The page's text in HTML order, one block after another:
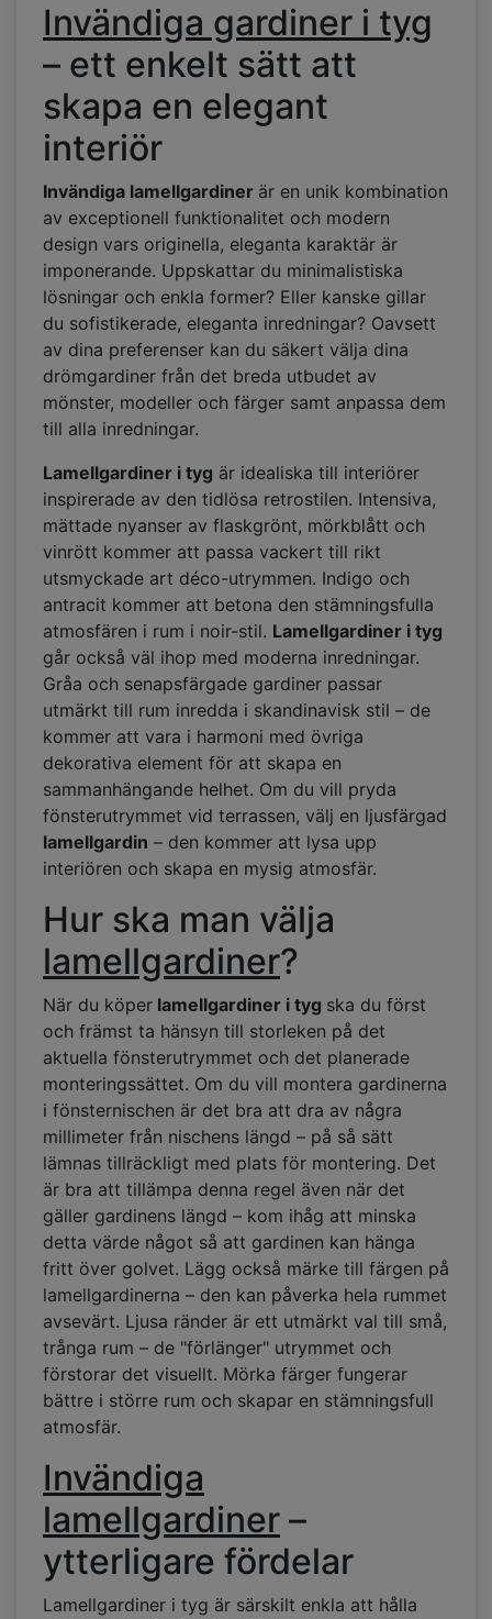
Invändiga gardiner i tyg
– ett enkelt sätt att
skapa en elegant
interiör
Invändiga lamellgardiner är en unik kombination
av exceptionell funktionalitet och modern
design vars originella, eleganta karaktär är
imponerande. Uppskattar du minimalistiska
lösningar och enkla former? Eller kanske gillar
du sofistikerade, eleganta inredningar? Oavsett
av dina preferenser kan du säkert välja dina
drömgardiner från det breda utbudet av
mönster, modeller och färger samt anpassa dem
till alla inredningar.
Lamellgardiner i tyg är idealiska till interiörer
inspirerade av den tidlösa retrostilen. Intensiva,
mättade nyanser av flaskgrönt, mörkblått och
vinrött kommer att passa vackert till rikt
utsmyckade art déco-utrymmen. Indigo och
antracit kommer att betona den stämningsfulla
atmosfären i rum i noir-stil. Lamellgardiner i tyg
går också väl ihop med moderna inredningar.
Gråa och senapsfärgade gardiner passar
utmärkt till rum inredda i skandinavisk stil – de
kommer att vara i harmoni med övriga
dekorativa element för att skapa en
sammanhängande helhet. Om du vill pryda
fönsterutrymmet vid terrassen, välj en ljusfärgad
lamellgardin – den kommer att lysa upp
interiören och skapa en mysig atmosfär.
Hur ska man välja
lamellgardiner?
När du köper lamellgardiner i tyg ska du först
och främst ta hänsyn till storleken på det
aktuella fönsterutrymmet och det planerade
monteringssättet. Om du vill montera gardinerna
i fönsternischen är det bra att dra av några
millimeter från nischens längd – på så sätt
lämnas tillräckligt med plats för montering. Det
är bra att tillämpa denna regel även när det
gäller gardinens längd – kom ihåg att minska
detta värde något så att gardinen kan hänga
fritt över golvet. Lägg också märke till färgen på
lamellgardinerna – den kan påverka hela rummet
avsevärt. Ljusa ränder är ett utmärkt val till små,
trånga rum – de "förlänger" utrymmet och
förstorar det visuellt. Mörka färger fungerar
bättre i större rum och skapar en stämningsfull
atmosfär.
Invändiga
lamellgardiner –
ytterligare fördelar
Lamellgardiner i tyg är särskilt enkla att hålla